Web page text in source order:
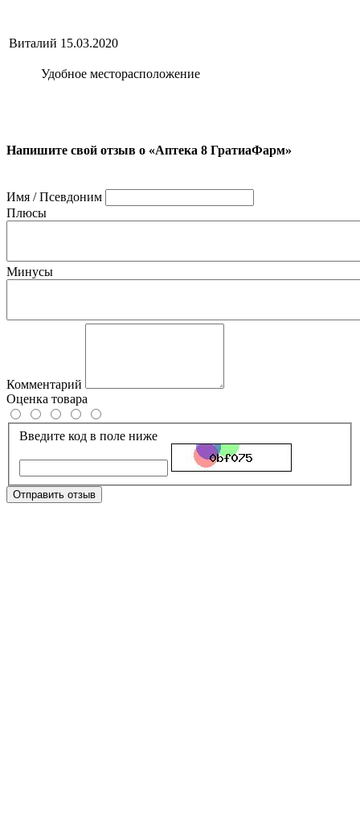
Виталий 15.03.2020
Удобное месторасположение
Напишите свой отзыв о «Аптека 8 ГратиаФарм»
Имя / Псевдоним
Плюсы
Минусы
Комментарий
Оценка товара
Введите код в поле ниже
Отправить отзыв